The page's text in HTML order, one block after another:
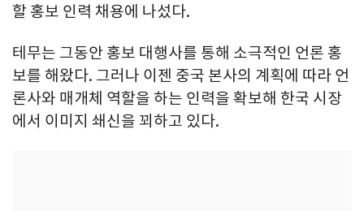
할 홍보 인력 채용에 나섰다.
테무는 그동안 홍보 대행사를 통해 소극적인 언론 홍
보를 해왔다. 그러나 이젠 중국 본사의 계획에 따라 언
론사와 매개체 역할을 하는 인력을 확보해 한국 시장
에서 이미지 쇄신을 꾀하고 있다.